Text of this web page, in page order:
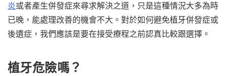
炎或者產生併發症來尋求解決之道，只是這種情況大多為時
已晚，能處理改善的機會不大。對於如何避免植牙併發症或
後遺症，我們應該是要在接受療程之前認真比較跟選擇。
植牙危險嗎？